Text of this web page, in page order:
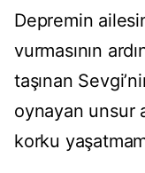
Depremin
vurmasının
taşınan
oynayan unsur
korku